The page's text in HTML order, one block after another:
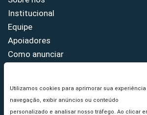
Utilizamos cookies para aprimorar sua experiência
navegação, exibir anúncios ou conteúdo
personalizado e analisar nosso tráfego. Ao clicar
Institucional
Equipe
Apoiadores
Como anunciar
Princípios Editoriais